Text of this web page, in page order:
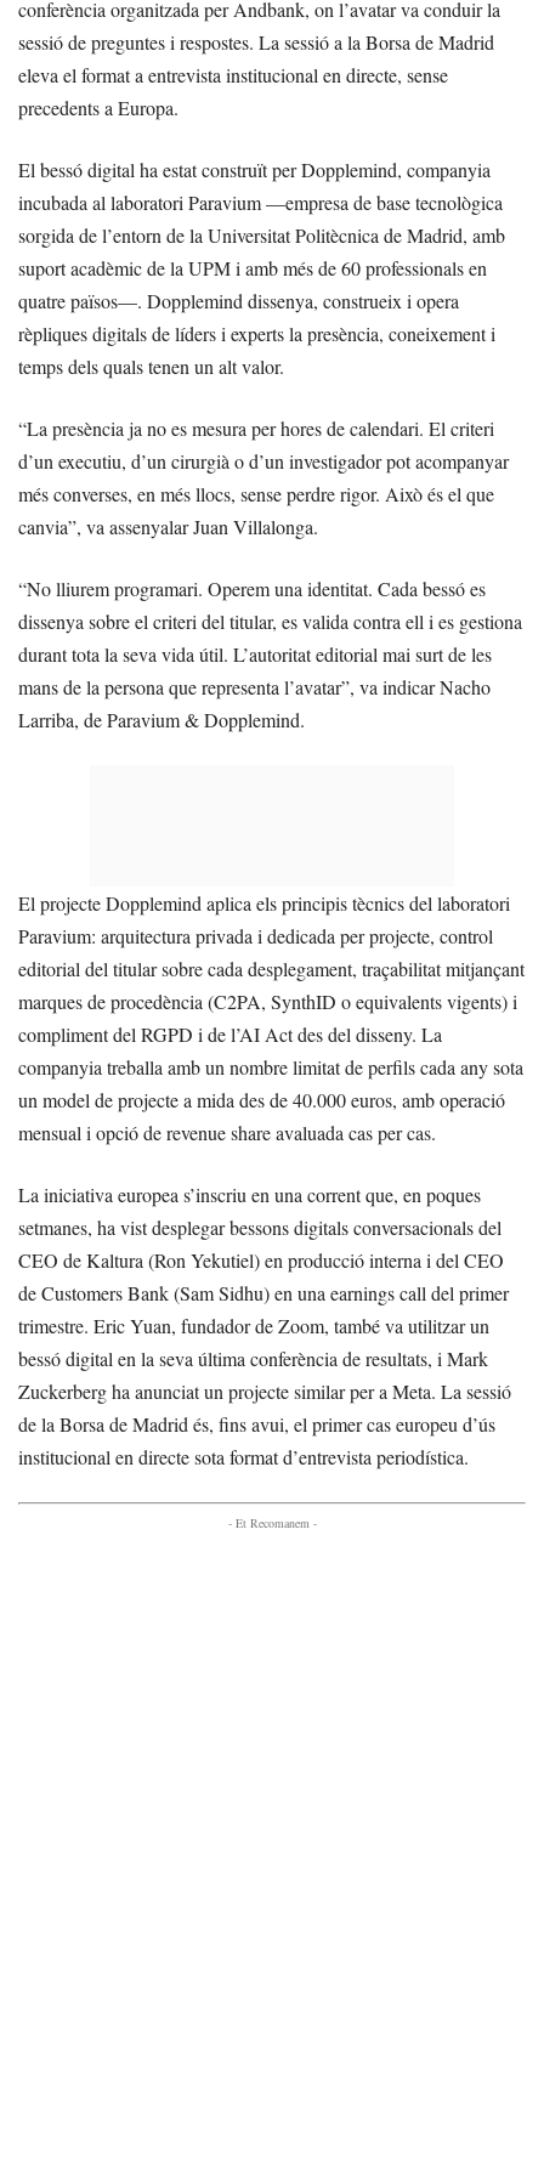
conferència organitzada per Andbank, on l’avatar va conduir la
sessió de preguntes i respostes. La sessió a la Borsa de Madrid
eleva el format a entrevista institucional en directe, sense
precedents a Europa.
El bessó digital ha estat construït per Dopplemind, companyia
incubada al laboratori Paravium —empresa de base tecnològica
sorgida de l’entorn de la Universitat Politècnica de Madrid, amb
suport acadèmic de la UPM i amb més de 60 professionals en
quatre països—. Dopplemind dissenya, construeix i opera
rèpliques digitals de líders i experts la presència, coneixement i
temps dels quals tenen un alt valor.
“La presència ja no es mesura per hores de calendari. El criteri
d’un executiu, d’un cirurgià o d’un investigador pot acompanyar
més converses, en més llocs, sense perdre rigor. Això és el que
canvia”, va assenyalar Juan Villalonga.
“No lliurem programari. Operem una identitat. Cada bessó es
dissenya sobre el criteri del titular, es valida contra ell i es gestiona
durant tota la seva vida útil. L’autoritat editorial mai surt de les
mans de la persona que representa l’avatar”, va indicar Nacho
Larriba, de Paravium & Dopplemind.
El projecte Dopplemind aplica els principis tècnics del laboratori
Paravium: arquitectura privada i dedicada per projecte, control
editorial del titular sobre cada desplegament, traçabilitat mitjançant
marques de procedència (C2PA, SynthID o equivalents vigents) i
compliment del RGPD i de l’AI Act des del disseny. La
companyia treballa amb un nombre limitat de perfils cada any sota
un model de projecte a mida des de 40.000 euros, amb operació
mensual i opció de revenue share avaluada cas per cas.
La iniciativa europea s’inscriu en una corrent que, en poques
setmanes, ha vist desplegar bessons digitals conversacionals del
CEO de Kaltura (Ron Yekutiel) en producció interna i del CEO
de Customers Bank (Sam Sidhu) en una earnings call del primer
trimestre. Eric Yuan, fundador de Zoom, també va utilitzar un
bessó digital en la seva última conferència de resultats, i Mark
Zuckerberg ha anunciat un projecte similar per a Meta. La sessió
de la Borsa de Madrid és, fins avui, el primer cas europeu d’ús
institucional en directe sota format d’entrevista periodística.
- Et Recomanem -